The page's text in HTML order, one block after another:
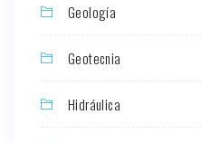
Geología
Geotecnia
Hidráulica